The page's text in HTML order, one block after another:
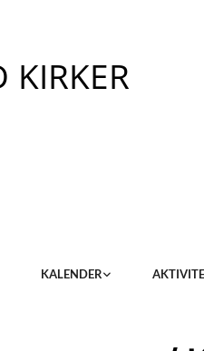
KALENDER